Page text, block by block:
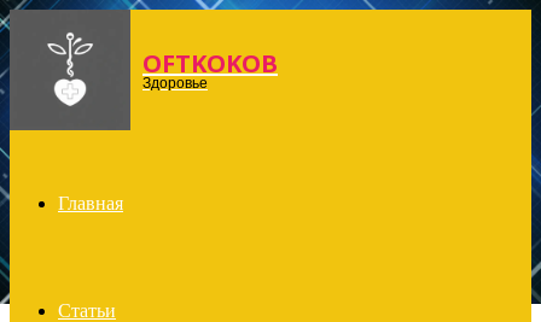
OFTKOKOB
Здоровье
Главная
Статьи